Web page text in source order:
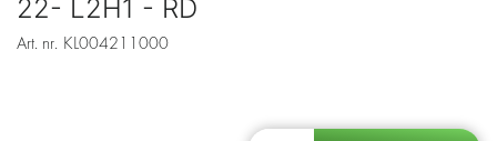
22- L2H1 - RD
Art. nr. KL004211000